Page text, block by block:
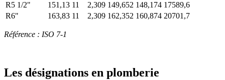
R5 1/2"
151,13 11 2,309 149,652 148,174 17589,6
R6"
163,83 11 2,309 162,352 160,874 20701,7
Référence : ISO 7-1
Les désignations en plomberie